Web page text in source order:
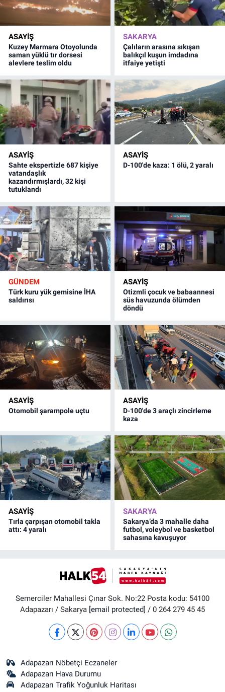
ASAYİŞ
Kuzey Marmara Otoyolunda
saman yüklü tır dorsesi
alevlere teslim oldu
SAKARYA
Çalıların arasına sıkışan
balıkçıl kuşun imdadına
itfaiye yetişti
ASAYİŞ
Sahte ekspertizle 687 kişiye
vatandaşlık
kazandırmışlardı, 32 kişi
tutuklandı
ASAYİŞ
D-100'de kaza: 1 ölü, 2 yaralı
GÜNDEM
Türk kuru yük gemisine İHA
saldırısı
ASAYİŞ
Otizmli çocuk ve babaannesi
süs havuzunda ölümden
döndü
ASAYİŞ
Otomobil şarampole uçtu
ASAYİŞ
D-100'de 3 araçlı zincirleme
kaza
ASAYİŞ
Tırla çarpışan otomobil takla
attı: 4 yaralı
SAKARYA
Sakarya’da 3 mahalle daha
futbol, voleybol ve basketbol
sahasına kavuşuyor
Semerciler Mahallesi Çınar Sok. No:22 Posta kodu: 54100
Adapazarı / Sakarya [email protected] / 0 264 279 45 45
Adapazarı Nöbetçi Eczaneler
Adapazarı Hava Durumu
Adapazarı Trafik Yoğunluk Haritası